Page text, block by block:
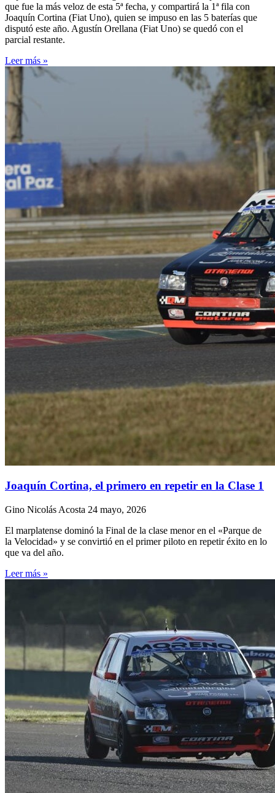
que fue la más veloz de esta 5ª fecha, y compartirá la 1ª fila con
Joaquín Cortina (Fiat Uno), quien se impuso en las 5 baterías que
disputó este año. Agustín Orellana (Fiat Uno) se quedó con el
parcial restante.
Leer más »
Joaquín Cortina, el primero en repetir en la Clase 1
Gino Nicolás Acosta 24 mayo, 2026
El marplatense dominó la Final de la clase menor en el «Parque de
la Velocidad» y se convirtió en el primer piloto en repetir éxito en lo
que va del año.
Leer más »